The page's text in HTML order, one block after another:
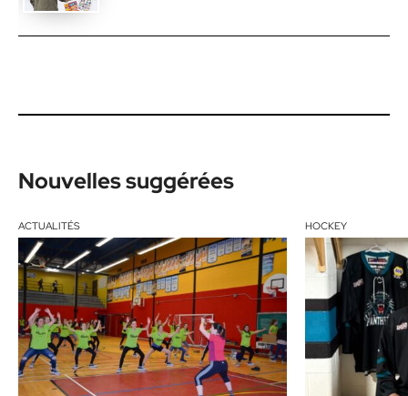
Nouvelles suggérées
ACTUALITÉS HOCKEY